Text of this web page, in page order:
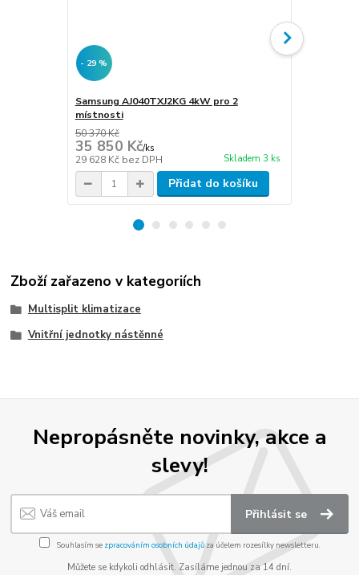
- 29 %
Samsung AJ040TXJ2KG 4kW pro 2
místnosti
50 370 Kč
35 850 Kč/ks
29 628 Kč bez DPH Skladem 3 ks
Přidat do košíku
Zboží zařazeno v kategoriích
Multisplit klimatizace
Vnitřní jednotky nástěnné
Nepropásněte novinky, akce a
slevy!
Přihlásit se
Souhlasím se zpracováním osobních údajůza účelem rozesílky newsletteru.
Můžete se kdykoli odhlásit. Zasíláme jednou za 14 dní.